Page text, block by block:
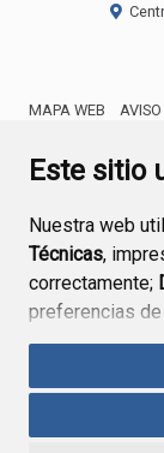
Este sitio
Nuestra web
Técnicas,
correctamente;
preferencias
Si acepta
consideramos
MAPA WEB AVISO